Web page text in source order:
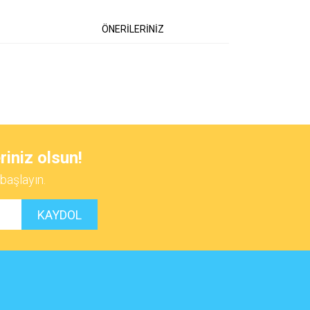
ÖNERİLERİNİZ
olsun!
KAYDOL